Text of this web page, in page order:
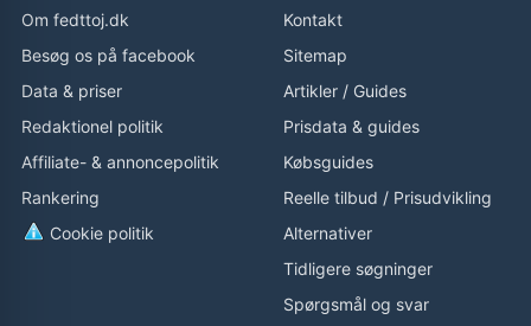
Om fedttoj.dk
Besøg os på facebook
Data & priser
Redaktionel politik
Affiliate- & annoncepolitik
Rankering
Cookie politik
Kontakt
Sitemap
Artikler / Guides
Prisdata & guides
Købsguides
Reelle tilbud / Prisudvikling
Alternativer
Tidligere søgninger
Spørgsmål og svar